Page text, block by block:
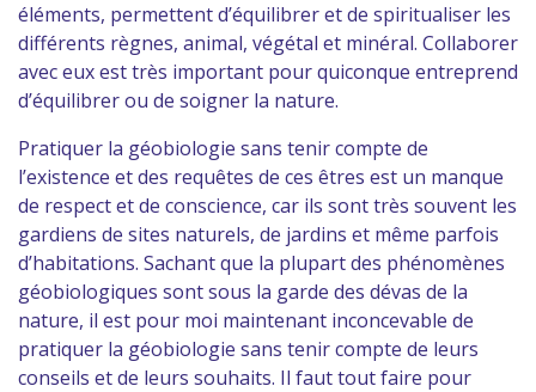
éléments, permettent d’équilibrer et de spiritualiser les
différents règnes, animal, végétal et minéral. Collaborer
avec eux est très important pour quiconque entreprend
d’équilibrer ou de soigner la nature.
Pratiquer la géobiologie sans tenir compte de
l’existence et des requêtes de ces êtres est un manque
de respect et de conscience, car ils sont très souvent les
gardiens de sites naturels, de jardins et même parfois
d’habitations. Sachant que la plupart des phénomènes
géobiologiques sont sous la garde des dévas de la
nature, il est pour moi maintenant inconcevable de
pratiquer la géobiologie sans tenir compte de leurs
conseils et de leurs souhaits. Il faut tout faire pour